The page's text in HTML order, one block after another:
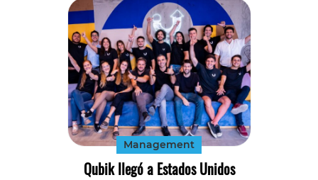
Management
Qubik llegó a Estados Unidos